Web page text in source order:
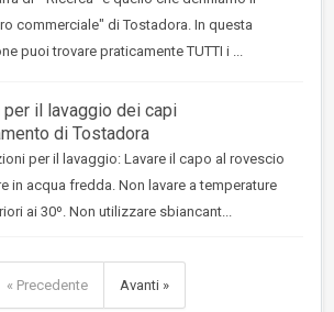
commerciale" di Tostadora. In questa
puoi trovare praticamente TUTTI i ...
per il lavaggio dei capi
di Tostadora
per il lavaggio: Lavare il capo al rovescio
in acqua fredda. Non lavare a temperature
ai 30º. Non utilizzare sbiancant...
« Precedente Avanti »